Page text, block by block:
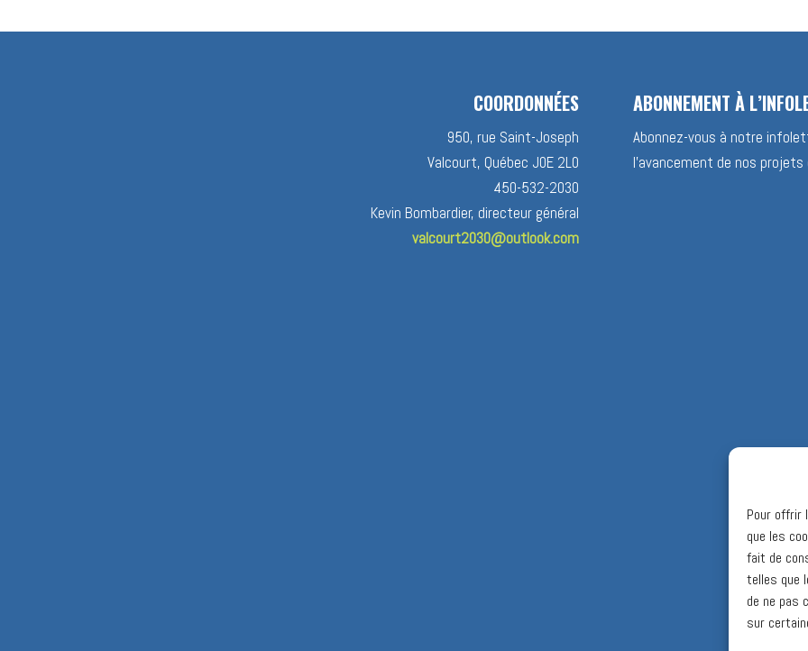
Pour offrir
que les
fait de
telles que
de ne pas
sur
COORDONNÉES
950, rue Saint-Joseph
Valcourt, Québec J0E 2L0
450-532-2030
Kevin Bombardier, directeur général
valcourt2030@outlook.com
ABONNEMENT À
Abonnez-vous à notre
l’avancement de nos